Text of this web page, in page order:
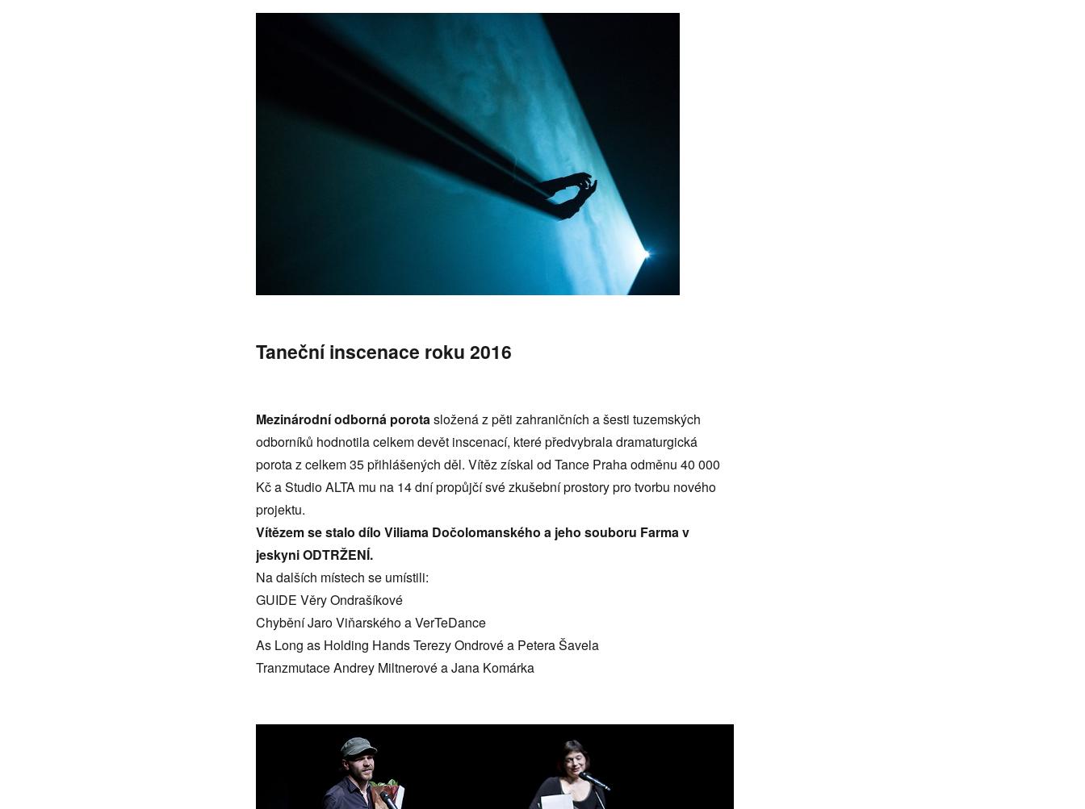
Taneční inscenace roku 2016
Mezinárodní odborná porotasložená z pěti zahraničních a šesti tuzemských
odborníků hodnotila celkem devět inscenací, které předvybrala dramaturgická
porota z celkem 35 přihlášených děl. Vítěz získal od Tance Praha odměnu 40 000
Kč a Studio ALTA mu na 14 dní propůjčí své zkušební prostory pro tvorbu nového
projektu.
Vítězem se stalo dílo Viliama Dočolomanského a jeho souboru Farma v
jeskyni ODTRŽENÍ.
Na dalších místech se umístili:
GUIDE Věry Ondrašíkové
Chybění Jaro Viňarského a VerTeDance
As Long as Holding Hands Terezy Ondrové a Petera Šavela
Tranzmutace Andrey Miltnerové a Jana Komárka